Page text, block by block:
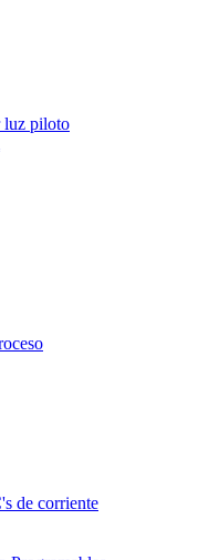
luz piloto
de corriente